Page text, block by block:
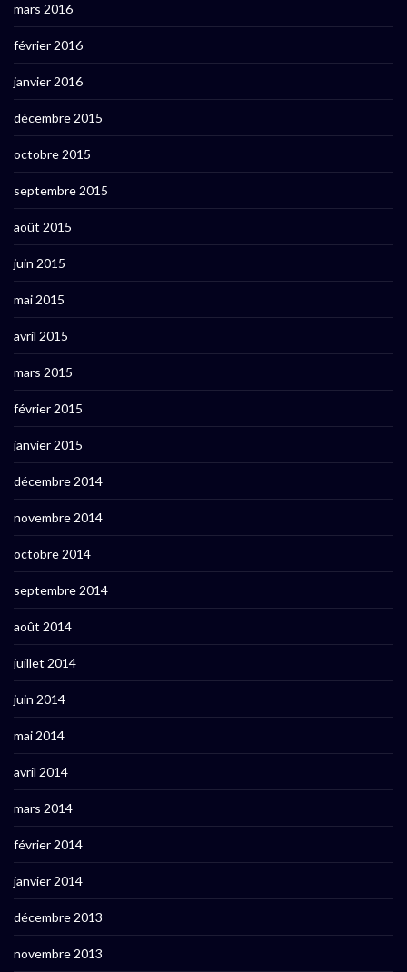
mars 2016
février 2016
janvier 2016
décembre 2015
octobre 2015
septembre 2015
août 2015
juin 2015
mai 2015
avril 2015
mars 2015
février 2015
janvier 2015
décembre 2014
novembre 2014
octobre 2014
septembre 2014
août 2014
juillet 2014
juin 2014
mai 2014
avril 2014
mars 2014
février 2014
janvier 2014
décembre 2013
novembre 2013